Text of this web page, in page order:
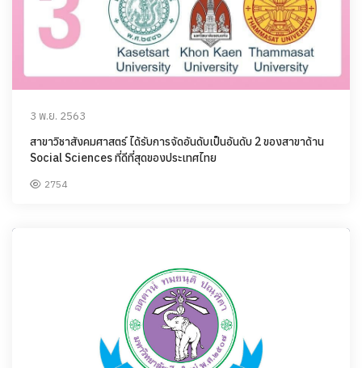
3 พ.ย. 2563
สาขาวิชาสังคมศาสตร์ ได้รับการจัดอันดับเป็นอันดับ 2 ของสาขาด้าน
Social Sciences ที่ดีที่สุดของประเทศไทย
2754